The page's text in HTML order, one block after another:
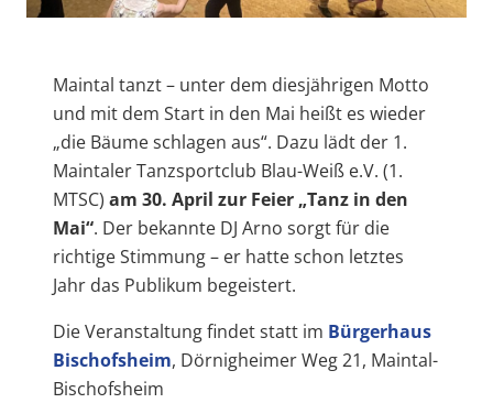
Maintal tanzt – unter dem diesjährigen Motto
und mit dem Start in den Mai heißt es wieder
„die Bäume schlagen aus“. Dazu lädt der 1.
Maintaler Tanzsportclub Blau-Weiß e.V. (1.
MTSC) am 30. April zur Feier „Tanz in den
Mai“. Der bekannte DJ Arno sorgt für die
richtige Stimmung – er hatte schon letztes
Jahr das Publikum begeistert.
Die Veranstaltung findet statt im Bürgerhaus
Bischofsheim, Dörnigheimer Weg 21, Maintal-
Bischofsheim